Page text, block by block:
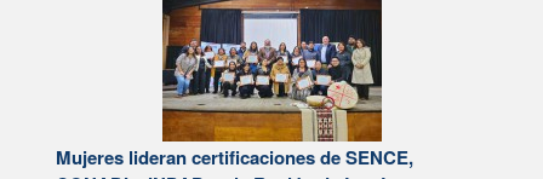
Mujeres lideran certificaciones de SENCE,